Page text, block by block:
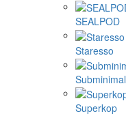
SEALPOD
Staresso
Subminimal
Superkop